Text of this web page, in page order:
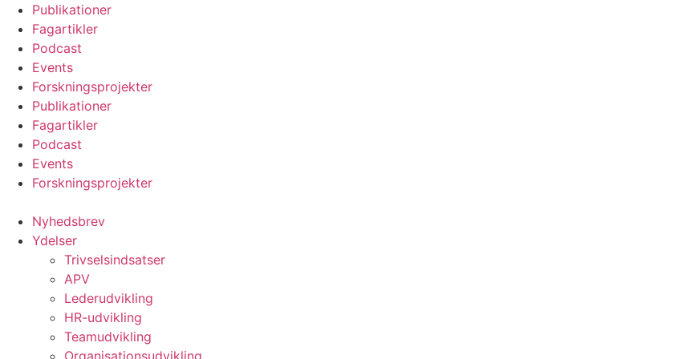
Videre
indhold
Publikationer
Fagartikler
Podcast
Events
Forskningsprojekter
Publikationer
Fagartikler
Podcast
Events
Forskningsprojekter
Nyhedsbrev
Ydelser
Trivselsindsatser
APV
Lederudvikling
HR-udvikling
Teamudvikling
Organisationsudvikling